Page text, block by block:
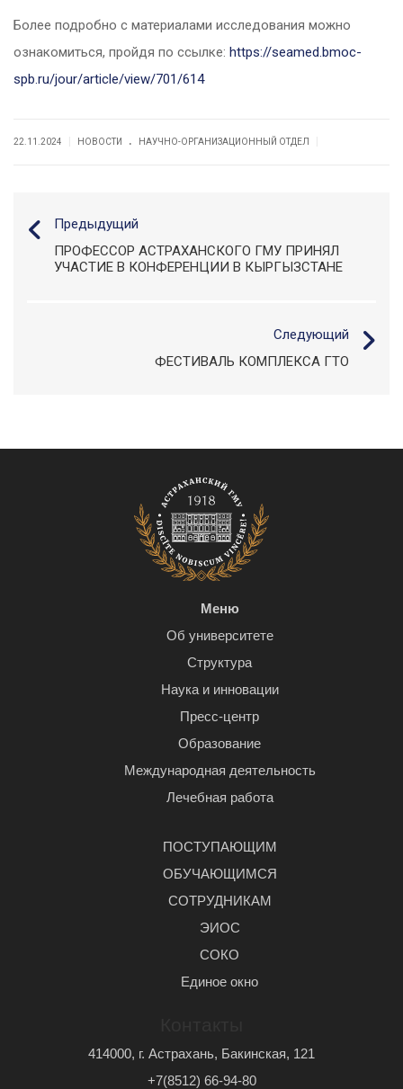
Более подробно с материалами исследования можно
ознакомиться, пройдя по ссылке: https://seamed.bmoc-
spb.ru/jour/article/view/701/614
22.11.2024 НОВОСТИ . НАУЧНО-ОРГАНИЗАЦИОННЫЙ ОТДЕЛ
Предыдущий
ПРОФЕССОР АСТРАХАНСКОГО ГМУ ПРИНЯЛ
УЧАСТИЕ В КОНФЕРЕНЦИИ В КЫРГЫЗСТАНЕ
Следующий
ФЕСТИВАЛЬ КОМПЛЕКСА ГТО
Меню
Об университете
Структура
Наука и инновации
Пресс-центр
Образование
Международная деятельность
Лечебная работа
ПОСТУПАЮЩИМ
ОБУЧАЮЩИМСЯ
СОТРУДНИКАМ
ЭИОС
СОКО
Единое окно
414000, г. Астрахань, Бакинская, 121
+7(8512) 66-94-80